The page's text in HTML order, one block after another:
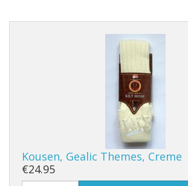
Kousen, Gealic Themes, Creme
€24.95